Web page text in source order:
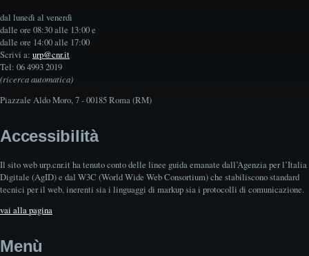
dal lunedì al venerdì
dalle ore 08:30 alle 13:00 e
dalle ore 14:00 alle 17:00
Scrivi a: urp@cnr.it
Tel: 06 4993 2019
(ricerca automatica)
Piazzale Aldo Moro, 7 - 00185 Roma (RM)
Accessibilità
Il sito web urp.cnr.it ha tenuto conto delle linee guida emanate dall’Agenzia per l’Italia
Digitale (AgID) e dal W3C (World Wide Web Consortium) che stabiliscono standard
tecnici per il web, inerenti sia i linguaggi di markup sia i protocolli di comunicazione.
vai alla pagina
Menù